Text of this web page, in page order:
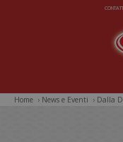
Salta al contenuto principale
Home › News e Eventi › Dalla